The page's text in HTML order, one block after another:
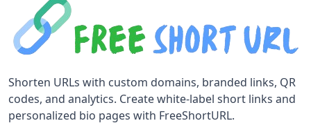
Shorten URLs with custom domains, branded links, QR
codes, and analytics. Create white-label short links and
personalized bio pages with FreeShortURL.